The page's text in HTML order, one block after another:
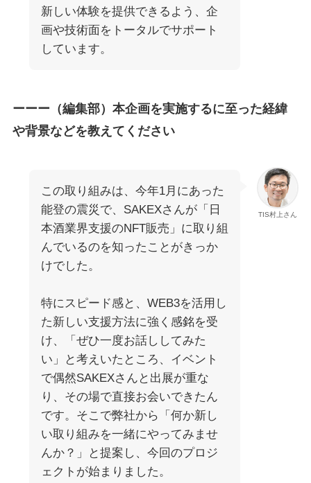
新しい体験を提供できるよう、企
画や技術面をトータルでサポート
しています。
ーーー（編集部）本企画を実施するに至った経緯
や背景などを教えてください
TIS村上さん
この取り組みは、今年1月にあった
能登の震災で、SAKEXさんが「日
本酒業界支援のNFT販売」に取り組
んでいるのを知ったことがきっか
けでした。
特にスピード感と、WEB3を活用し
た新しい支援方法に強く感銘を受
け、「ぜひ一度お話ししてみた
い」と考えいたところ、イベント
で偶然SAKEXさんと出展が重な
り、その場で直接お会いできたん
です。そこで弊社から「何か新し
い取り組みを一緒にやってみませ
んか？」と提案し、今回のプロジ
ェクトが始まりました。